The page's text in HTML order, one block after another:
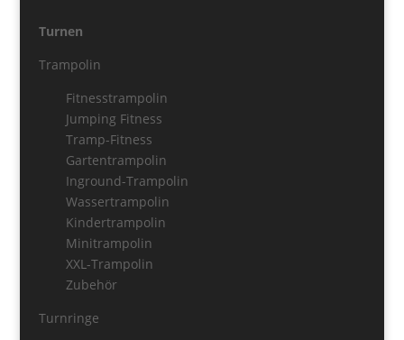
Turnen
Trampolin
Fitnesstrampolin
Jumping Fitness
Tramp-Fitness
Gartentrampolin
Inground-Trampolin
Wassertrampolin
Kindertrampolin
Minitrampolin
XXL-Trampolin
Zubehör
Turnringe